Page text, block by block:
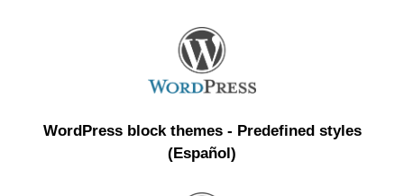
WordPress block themes - Predefined styles
(Español)